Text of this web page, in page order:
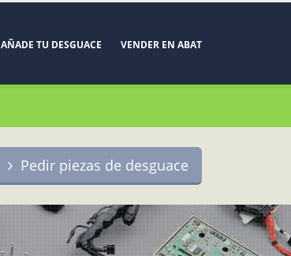
AÑADE TU DESGUACE VENDER EN ABAT
Pedir piezas de desguace